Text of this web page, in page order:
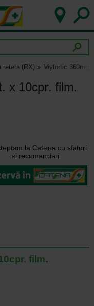
reteta (RX) Myfortic 360mg
x 10cpr. film.
la Catena cu sfaturi
si recomandari
film.